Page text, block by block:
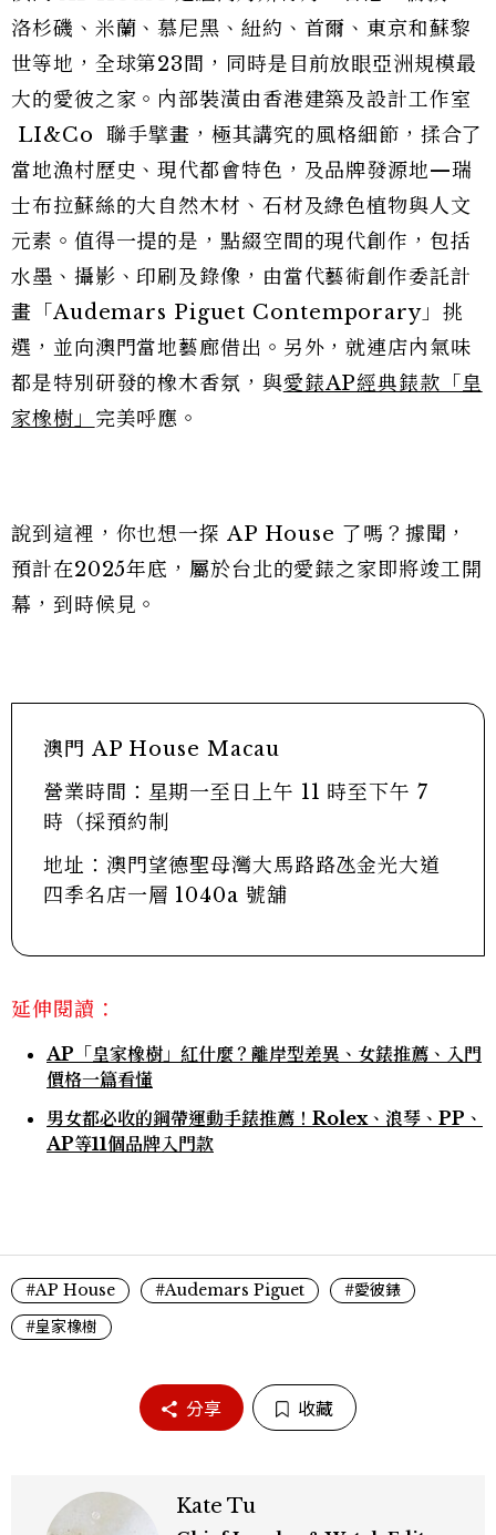
洛杉磯、米蘭、慕尼黑、紐約、首爾、東京和蘇黎
世等地，全球第23間，同時是目前放眼亞洲規模最
大的愛彼之家。內部裝潢由香港建築及設計工作室
LI&Co 聯手擘畫，極其講究的風格細節，揉合了
當地漁村歷史、現代都會特色，及品牌發源地—瑞
士布拉蘇絲的大自然木材、石材及綠色植物與人文
元素。值得一提的是，點綴空間的現代創作，包括
水墨、攝影、印刷及錄像，由當代藝術創作委託計
畫「Audemars Piguet Contemporary」挑
選，並向澳門當地藝廊借出。另外，就連店內氣味
都是特別研發的橡木香氛，與愛錶AP經典錶款「皇
家橡樹」 完美呼應。
說到這裡，你也想一探 AP House 了嗎？據聞，
預計在2025年底，屬於台北的愛錶之家即將竣工開
幕，到時候見。
澳門 AP House Macau
營業時間：星期一至日上午 11 時至下午 7
時（採預約制
地址：澳門望德聖母灣大馬路路氹金光大道
四季名店一層 1040a 號舖
延伸閱讀：
AP「皇家橡樹」紅什麼？離岸型差異、女錶推薦、入門
價格一篇看懂
男女都必收的鋼帶運動手錶推薦！Rolex、浪琴、PP、
AP等11個品牌入門款
#AP House #Audemars Piguet
#愛彼錶
#皇家橡樹
分享 收藏
Kate Tu